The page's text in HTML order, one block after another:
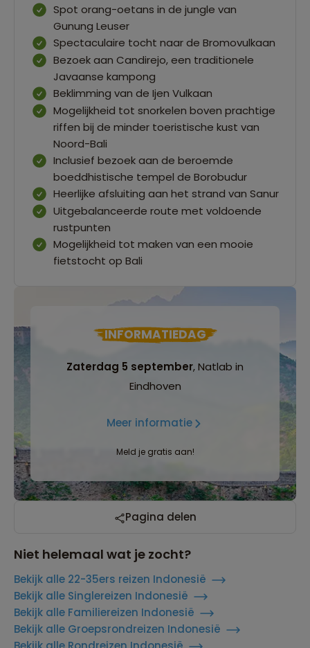
Spot orang-oetans in de jungle van
Gunung Leuser
Spectaculaire tocht naar de Bromovulkaan
Bezoek aan Candirejo, een traditionele
Javaanse kampong
Beklimming van de Ijen Vulkaan
Mogelijkheid tot snorkelen boven prachtige
riffen bij de minder toeristische kust van
Noord-Bali
Inclusief bezoek aan de beroemde
boeddhistische tempel de Borobudur
Heerlijke afsluiting aan het strand van Sanur
Uitgebalanceerde route met voldoende
rustpunten
Mogelijkheid tot maken van een mooie
fietstocht op Bali
INFORMATIEDAG
Zaterdag 5 september, Natlab in
Eindhoven
Meer informatie
Meld je gratis aan!
Pagina delen
Niet helemaal wat je zocht?
Bekijk alle 22-35ers reizen Indonesië
Bekijk alle Singlereizen Indonesië
Bekijk alle Familiereizen Indonesië
Bekijk alle Groepsrondreizen Indonesië